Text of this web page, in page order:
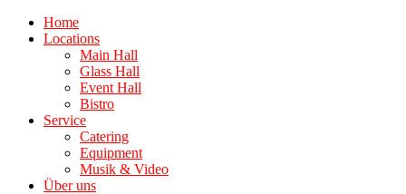
Home
Locations
Main Hall
Glass Hall
Event Hall
Bistro
Service
Catering
Equipment
Musik & Video
Über uns